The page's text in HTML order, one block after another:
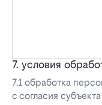
7. условия
7.1 обработка
с согласия